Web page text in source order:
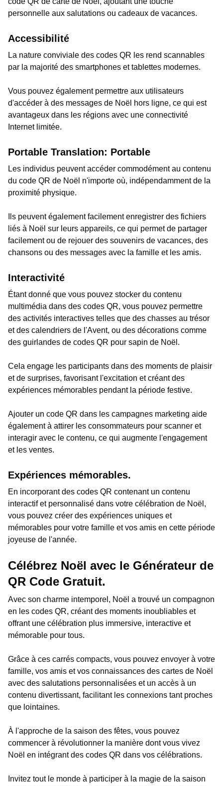
personnelle aux salutations ou cadeaux de vacances.
Accessibilité
La nature conviviale des codes QR les rend scannables
par la majorité des smartphones et tablettes modernes.
Vous pouvez également permettre aux utilisateurs
d'accéder à des messages de Noël hors ligne, ce qui est
avantageux dans les régions avec une connectivité
Internet limitée.
Portable Translation: Portable
Les individus peuvent accéder commodément au contenu
du code QR de Noël n'importe où, indépendamment de la
proximité physique.
Ils peuvent également facilement enregistrer des fichiers
liés à Noël sur leurs appareils, ce qui permet de partager
facilement ou de rejouer des souvenirs de vacances, des
chansons ou des messages avec la famille et les amis.
Interactivité
Étant donné que vous pouvez stocker du contenu
multimédia dans des codes QR, vous pouvez permettre
des activités interactives telles que des chasses au trésor
et des calendriers de l'Avent, ou des décorations comme
des guirlandes de codes QR pour sapin de Noël.
Cela engage les participants dans des moments de plaisir
et de surprises, favorisant l'excitation et créant des
expériences mémorables pendant la période festive.
Ajouter un code QR dans les campagnes marketing aide
également à attirer les consommateurs pour scanner et
interagir avec le contenu, ce qui augmente l'engagement
et les ventes.
Expériences mémorables.
En incorporant des codes QR contenant un contenu
interactif et personnalisé dans votre célébration de Noël,
vous pouvez créer des expériences uniques et
mémorables pour votre famille et vos amis en cette période
joyeuse de l'année.
Célébrez Noël avec le Générateur de
QR Code Gratuit.
Avec son charme intemporel, Noël a trouvé un compagnon
en les codes QR, créant des moments inoubliables et
offrant une célébration plus immersive, interactive et
mémorable pour tous.
Grâce à ces carrés compacts, vous pouvez envoyer à votre
famille, vos amis et vos connaissances des cartes de Noël
avec des salutations personnalisées et un accès à un
contenu divertissant, facilitant les connexions tant proches
que lointaines.
À l'approche de la saison des fêtes, vous pouvez
commencer à révolutionner la manière dont vous vivez
Noël en intégrant des codes QR dans vos célébrations.
Invitez tout le monde à participer à la magie de la saison